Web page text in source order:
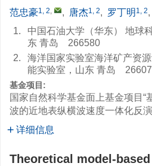
范忠豪1, 2, , 唐杰1, 2, 罗丁明 1, 2,
1.
中国石油大学（华东） 地球
东 青岛 266580
2.
海洋国家实验室海洋矿产资
能实验室，山东 青岛
基金项目:
国家自然科学基金面上基金项目“
波的近地表纵横波速度一体化反演
详细信息
Theoretical model-